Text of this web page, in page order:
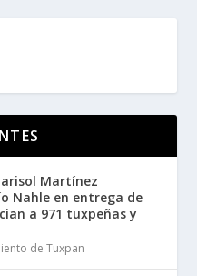
Martínez
Nahle en entrega de
a 971 tuxpeñas y
de Tuxpan